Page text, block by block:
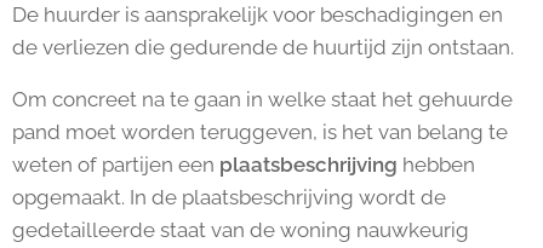
De huurder is aansprakelijk voor beschadigingen en
de verliezen die gedurende de huurtijd zijn ontstaan.
Om concreet na te gaan in welke staat het gehuurde
pand moet worden teruggeven, is het van belang te
weten of partijen een plaatsbeschrijving hebben
opgemaakt. In de plaatsbeschrijving wordt de
gedetailleerde staat van de woning nauwkeurig